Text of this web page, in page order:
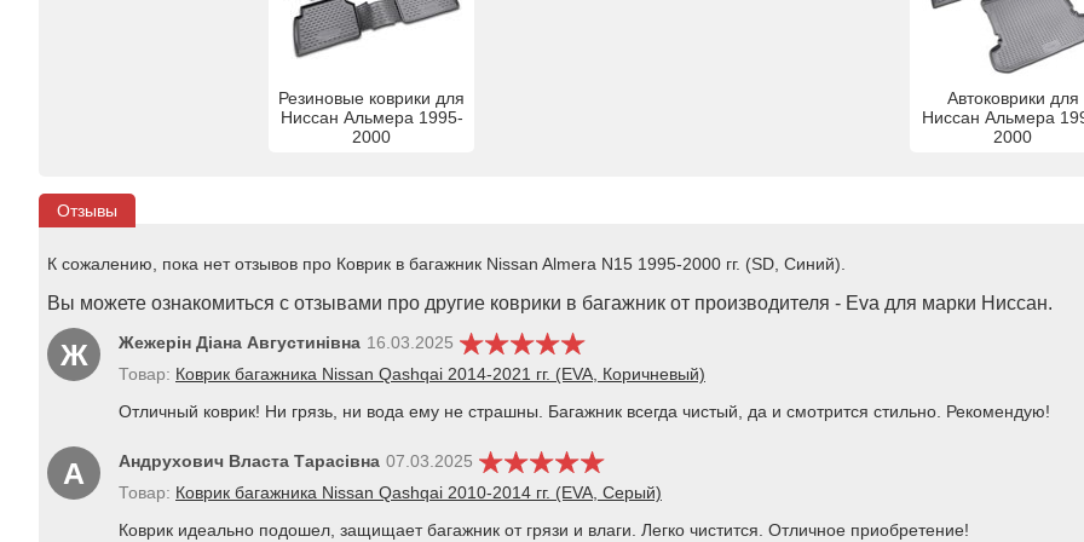
Резиновые коврики для
Ниссан Альмера 1995-
2000
Автоковрики для
Ниссан Альмера
2000
Отзывы
К сожалению, пока нет отзывов про Коврик в багажник Nissan Almera N15 1995-2000 гг. (SD, Синий).
Вы можете ознакомиться с отзывами про другие коврики в багажник от производителя - Eva для марки Ниссан.
Ж Жежерін Діана Августинівна 16.03.2025
Товар: Коврик багажника Nissan Qashqai 2014-2021 гг. (EVA, Коричневый)
Отличный коврик! Ни грязь, ни вода ему не страшны. Багажник всегда чистый, да и смотрится стильно. Рекомендую!
А Андрухович Власта Тарасівна 07.03.2025
Товар: Коврик багажника Nissan Qashqai 2010-2014 гг. (EVA, Серый)
Коврик идеально подошел, защищает багажник от грязи и влаги. Легко чистится. Отличное приобретение!